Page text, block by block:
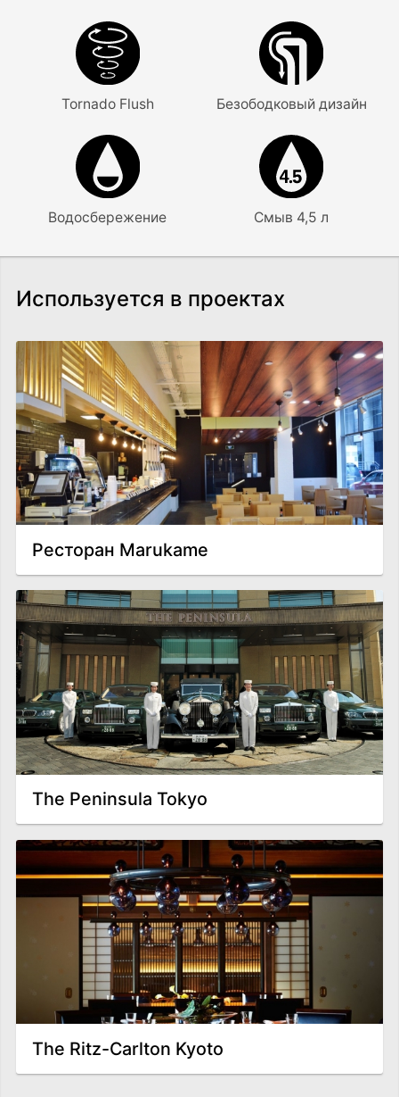
Tornado Flush Безободковый дизайн
Водосбережение Смыв 4,5 л
Используется в проектах
Ресторан Marukame
The Peninsula Tokyo
The Ritz-Carlton Kyoto